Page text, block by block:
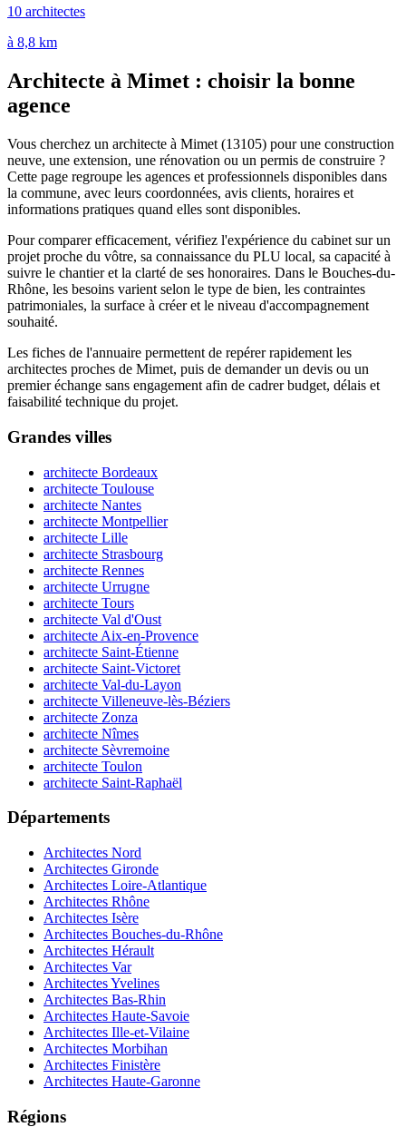
10 architectes
à 8,8 km
Architecte à Mimet : choisir la bonne
agence
Vous cherchez un architecte à Mimet (13105) pour une construction
neuve, une extension, une rénovation ou un permis de construire ?
Cette page regroupe les agences et professionnels disponibles dans
la commune, avec leurs coordonnées, avis clients, horaires et
informations pratiques quand elles sont disponibles.
Pour comparer efficacement, vérifiez l'expérience du cabinet sur un
projet proche du vôtre, sa connaissance du PLU local, sa capacité à
suivre le chantier et la clarté de ses honoraires. Dans le Bouches-du-
Rhône, les besoins varient selon le type de bien, les contraintes
patrimoniales, la surface à créer et le niveau d'accompagnement
souhaité.
Les fiches de l'annuaire permettent de repérer rapidement les
architectes proches de Mimet, puis de demander un devis ou un
premier échange sans engagement afin de cadrer budget, délais et
faisabilité technique du projet.
Grandes villes
architecte Bordeaux
architecte Toulouse
architecte Nantes
architecte Montpellier
architecte Lille
architecte Strasbourg
architecte Rennes
architecte Urrugne
architecte Tours
architecte Val d'Oust
architecte Aix-en-Provence
architecte Saint-Étienne
architecte Saint-Victoret
architecte Val-du-Layon
architecte Villeneuve-lès-Béziers
architecte Zonza
architecte Nîmes
architecte Sèvremoine
architecte Toulon
architecte Saint-Raphaël
Départements
Architectes Nord
Architectes Gironde
Architectes Loire-Atlantique
Architectes Rhône
Architectes Isère
Architectes Bouches-du-Rhône
Architectes Hérault
Architectes Var
Architectes Yvelines
Architectes Bas-Rhin
Architectes Haute-Savoie
Architectes Ille-et-Vilaine
Architectes Morbihan
Architectes Finistère
Architectes Haute-Garonne
Régions